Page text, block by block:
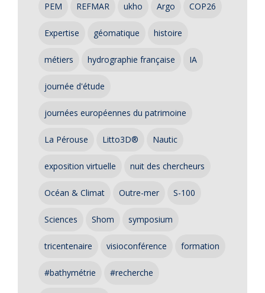
PEM REFMAR ukho Argo COP26
Expertise géomatique histoire
métiers hydrographie française IA
journée d'étude
journées européennes du patrimoine
La Pérouse Litto3D® Nautic
exposition virtuelle nuit des chercheurs
Océan & Climat Outre-mer S-100
Sciences Shom symposium
tricentenaire visioconférence formation
#bathymétrie #recherche